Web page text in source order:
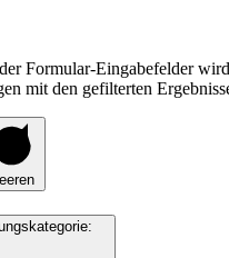
Formular-Eingabefelder
mit den gefilterten
: